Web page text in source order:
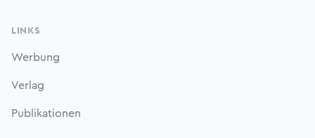
LINKS
Werbung
Verlag
Publikationen